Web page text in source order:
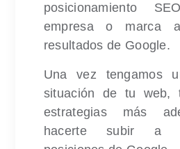
posicionamiento
empresa o marca
resultados de Google.
Una vez tengamos
situación de tu web,
estrategias más
hacerte subir a